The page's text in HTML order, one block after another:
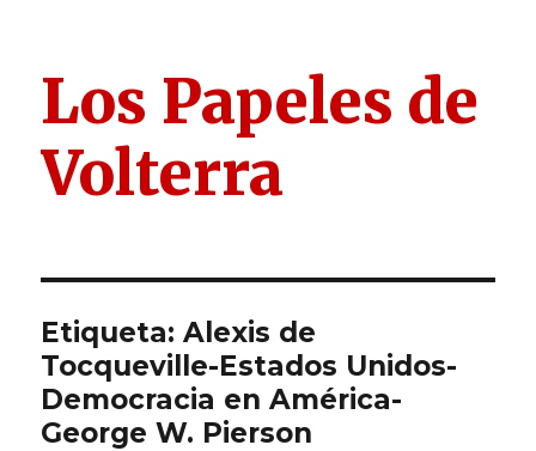
Los Papeles de
Volterra
Etiqueta:Alexis de
Tocqueville-Estados Unidos-
Democracia en América-
George W. Pierson